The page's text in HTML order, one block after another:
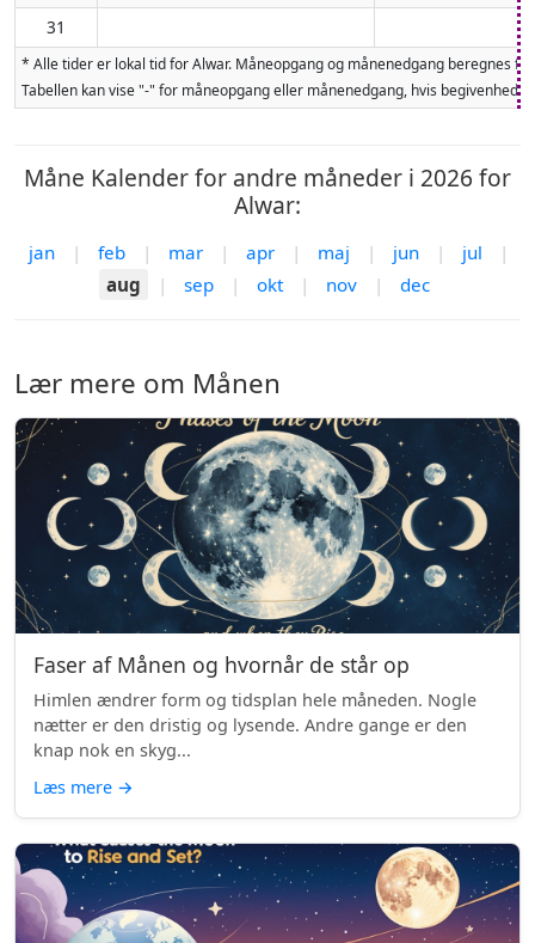
31
* Alle tider er lokal tid for Alwar. Måneopgang og månenedgang beregnes
Tabellen kan vise "-" for måneopgang eller månenedgang, hvis
Måne Kalender for andre måneder i 2026 for
Alwar:
jan | feb | mar | apr | maj | jun | jul
|
aug
| sep | okt | nov | dec
Lær mere om Månen
Faser af Månen og hvornår de står op
Himlen ændrer form og tidsplan hele måneden. Nogle
nætter er den dristig og lysende. Andre gange er den
knap nok en skyg...
Læs mere →